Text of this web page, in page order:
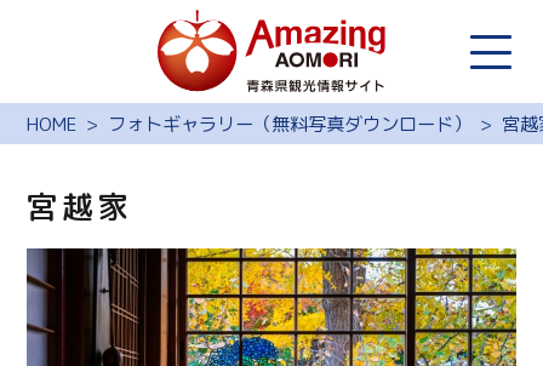
HOME フォトギャラリー（無料写真ダウンロード） 宮越
宮越家